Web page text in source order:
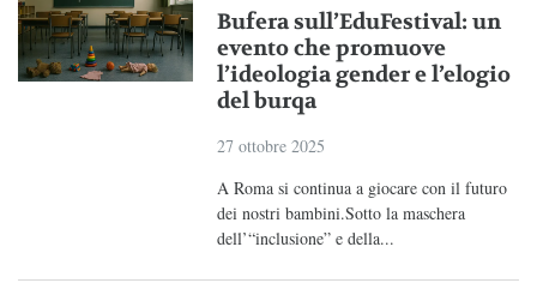
Bufera sull’EduFestival: un
evento che promuove
l’ideologia gender e l’elogio
del burqa
27 ottobre 2025
A Roma si continua a giocare con il futuro
dei nostri bambini.Sotto la maschera
dell’“inclusione” e della...